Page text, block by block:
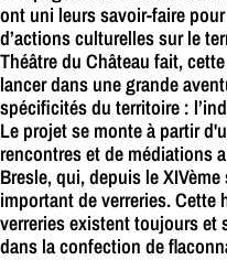
ont uni leurs savoir-faire
d’actions culturelles sur le
Théâtre du Château fait,
lancer dans une grande
spécificités du territoire :
Le projet se monte à partir
rencontres et de médiations
Bresle, qui, depuis le
important de verreries.
verreries existent toujours et
dans la confection de